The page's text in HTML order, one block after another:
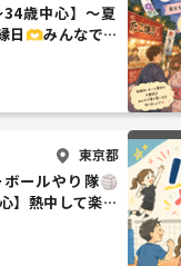
34歳中心】～夏
日🫶みんなで夏
東京都
ールやり隊🏐
】熱中して楽し